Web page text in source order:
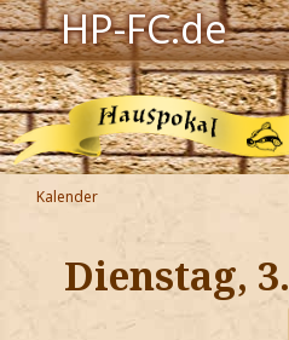
HP-FC.de
Navigation
Harry Potter
Der HP-FC
Hogwarts
Zauberwelt
Kalender
Dienstag,